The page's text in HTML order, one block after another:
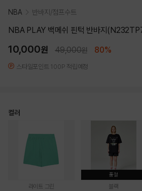
NBA 반바지/점프수트
NBA PLAY 백메쉬 핀턱 반바지
10,000원 49,000원 80%
스타일포인트 100P 적립예정
컬러
라이트 그린
품절
블랙